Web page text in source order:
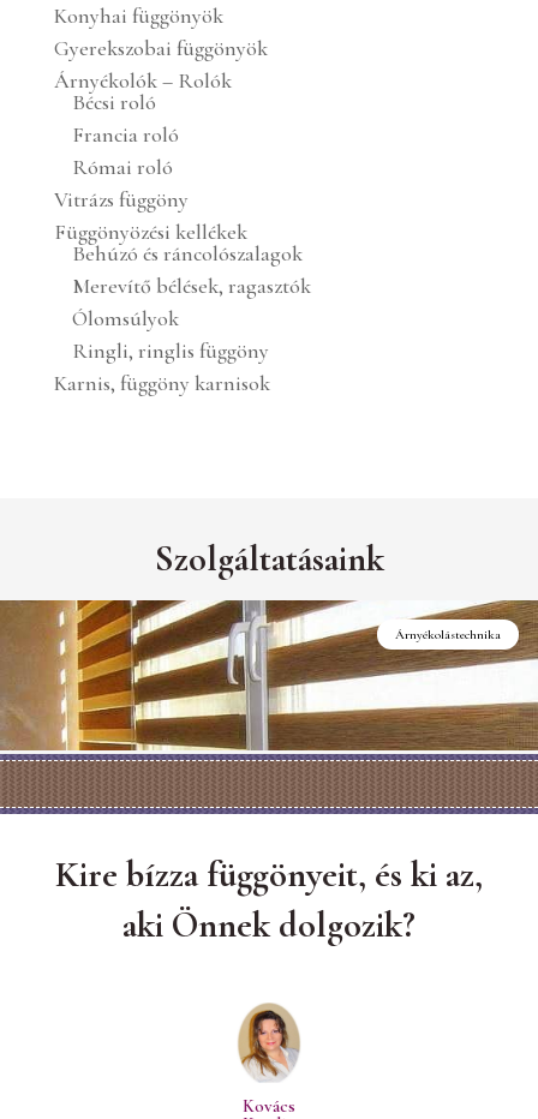
Konyhai függönyök
Gyerekszobai függönyök
Árnyékolók – Rolók
Bécsi roló
Francia roló
Római roló
Vitrázs függöny
Függönyözési kellékek
Behúzó és ráncolószalagok
Merevítő bélések, ragasztók
Ólomsúlyok
Ringli, ringlis függöny
Karnis, függöny karnisok
Szolgáltatásaink
Árnyékolástechnika
Kire bízza függönyeit, és ki az,
aki Önnek dolgozik?
Kovács